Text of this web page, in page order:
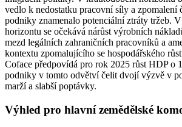
vedlo k nedostatku pracovní síly a zpomalení
podniky znamenalo potenciální ztráty tržeb.
horizontu se očekává nárůst výrobních
mezd legálních zahraničních pracovníků a
kontextu zpomalujícího se hospodářského
Coface předpovídá pro rok 2025 růst HDP o
podniky v tomto odvětví čelit dvojí výzvě v
marží a slabší poptávky.
Výhled pro hlavní zemědělské